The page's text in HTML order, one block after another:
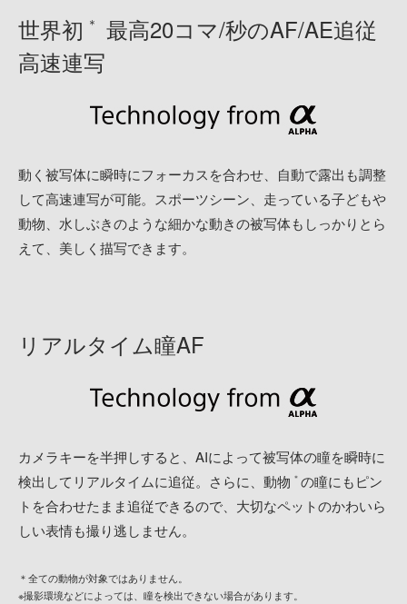
世界初 ＊
最高20コマ/秒のAF/AE追従
高速連写
動く被写体に瞬時にフォーカスを合わせ、自動で露出も調整
して高速連写が可能。スポーツシーン、走っている子どもや
動物、水しぶきのような細かな動きの被写体もしっかりとら
えて、美しく描写できます。
リアルタイム瞳AF
カメラキーを半押しすると、AIによって被写体の瞳を瞬時に
検出してリアルタイムに追従。さらに、動物 ＊ の瞳にもピン
トを合わせたまま追従できるので、大切なペットのかわいら
しい表情も撮り逃しません。
＊全ての動物が対象ではありません。
※撮影環境などによっては、瞳を検出できない場合があります。